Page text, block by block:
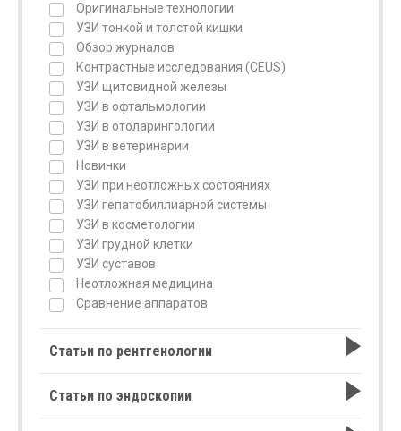
Оригинальные технологии
УЗИ тонкой и толстой кишки
Обзор журналов
Контрастные исследования (CEUS)
УЗИ щитовидной железы
УЗИ в офтальмологии
УЗИ в отоларингологии
УЗИ в ветеринарии
Новинки
УЗИ при неотложных состояниях
УЗИ гепатобиллиарной системы
УЗИ в косметологии
УЗИ грудной клетки
УЗИ суставов
Неотложная медицина
Сравнение аппаратов
Статьи по рентгенологии
Статьи по эндоскопии